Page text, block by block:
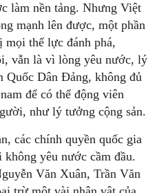
làm nền tảng. Nhưng Việt
mạnh lên được, một phần
thế lực đánh phá,
vẫn là vì lòng yêu nước, lý
Quốc Dân Đảng, không đủ
để có thể động viên
như lý tưởng cộng sản.
các chính quyền quốc gia
yêu nước cầm đầu.
Văn Xuân, Trần Văn